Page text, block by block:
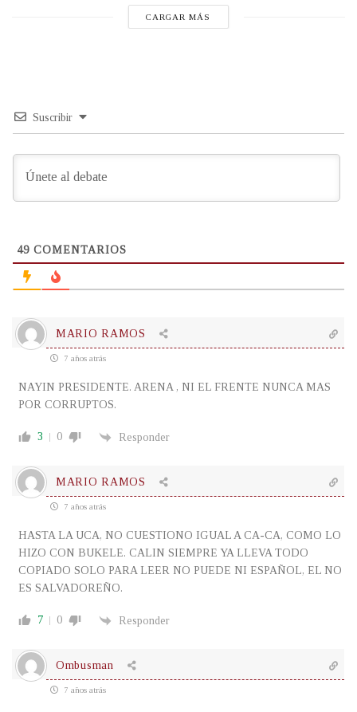
CARGAR MÁS
Suscribir
49 COMENTARIOS
MARIO RAMOS
7 años atrás
NAYIN PRESIDENTE. ARENA , NI EL FRENTE NUNCA MAS
POR CORRUPTOS.
3 0 Responder
MARIO RAMOS
7 años atrás
HASTA LA UCA, NO CUESTIONO IGUAL A CA-CA, COMO LO
HIZO CON BUKELE. CALIN SIEMPRE YA LLEVA TODO
COPIADO SOLO PARA LEER NO PUEDE NI ESPAÑOL, EL NO
ES SALVADOREÑO.
7 0 Responder
Ombusman
7 años atrás